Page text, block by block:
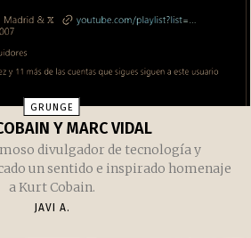
GRUNGE
Y MARC VIDAL
divulgador de tecnología y
un sentido e inspirado homenaje
a Kurt Cobain.
JAVI A.